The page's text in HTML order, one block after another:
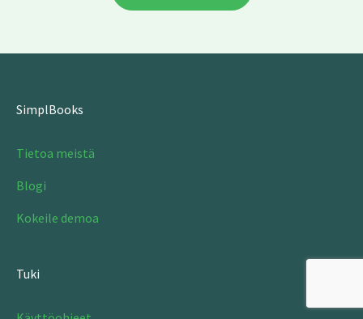
SimplBooks
Tietoa meistä
Blogi
Kokeile demoa
Tuki